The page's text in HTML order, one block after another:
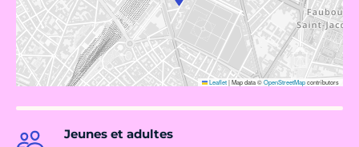
Leaflet|Map data ©OpenStreetMapcontributors
Jeunes et adultes